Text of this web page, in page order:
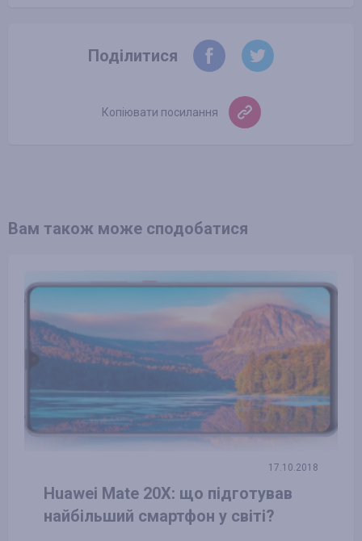
Поділитися
Копіювати посилання
Вам також може сподобатися
17.10.2018
Huawei Mate 20X: що підготував
найбільший смартфон у світі?